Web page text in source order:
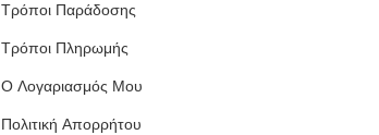
Τρόποι Παράδοσης
Τρόποι Πληρωμής
Ο Λογαριασμός Μου
Πολιτική Απορρήτου